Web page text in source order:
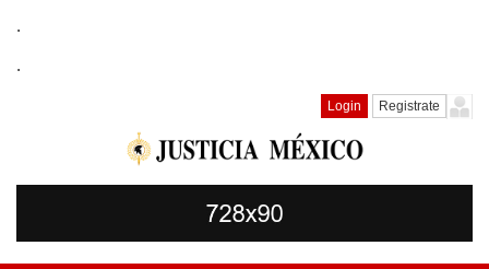
.
.
Login Registrate